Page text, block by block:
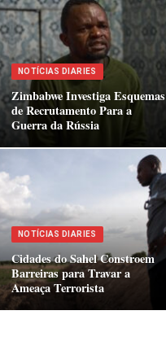
NOTÍCIAS DIARIES
Zimbabwe Investiga Esquemas
de Recrutamento Para a
Guerra da Rússia
NOTÍCIAS DIARIES
Cidades do Sahel Constroem
Barreiras para Travar a
Ameaça Terrorista